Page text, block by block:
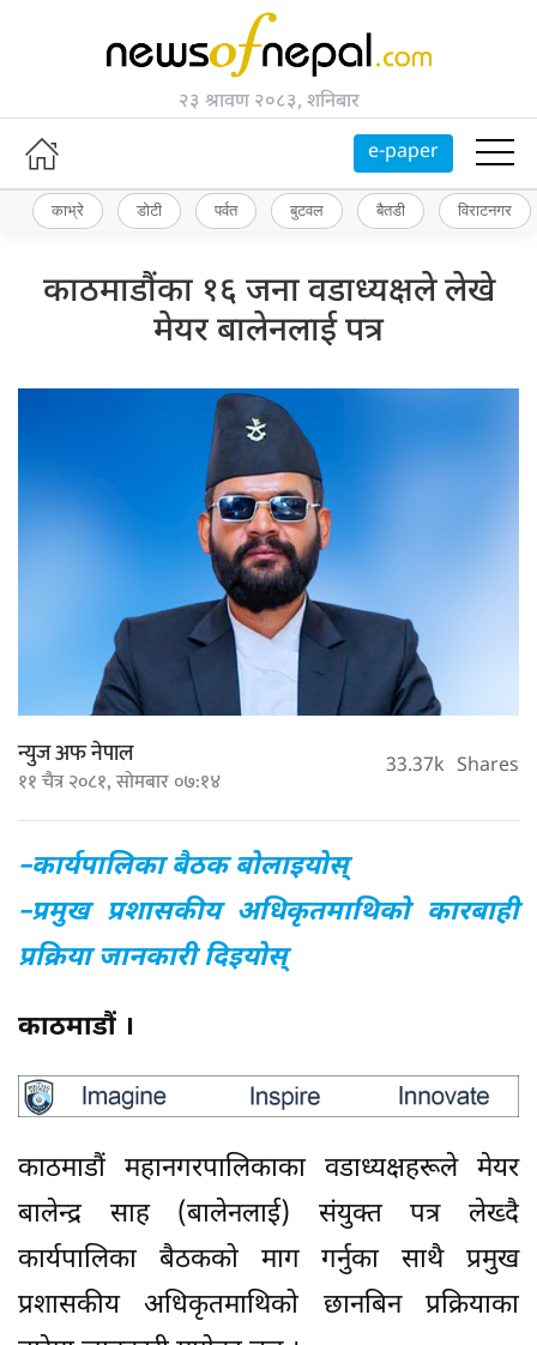
२३ श्रावण २०८३, शनिबार
e-paper
काभ्रे डोटी पर्वत बुटवल बैतडी विराटनगर
काठमाडौंका १६ जना वडाध्यक्षले लेखे
मेयर बालेनलाई पत्र
न्युज अफ नेपाल
११ चैत्र २०८१, सोमबार ०७:१४ 33.37k Shares
–कार्यपालिका बैठक बोलाइयोस्
–प्रमुख प्रशासकीय अधिकृतमाथिको कारबाही
प्रक्रिया जानकारी दिइयोस्
काठमाडौं ।
काठमाडौं महानगरपालिकाका वडाध्यक्षहरूले मेयर
बालेन्द्र साह (बालेनलाई) संयुक्त पत्र लेख्दै
कार्यपालिका बैठकको माग गर्नुका साथै प्रमुख
प्रशासकीय अधिकृतमाथिको छानबिन प्रक्रियाका